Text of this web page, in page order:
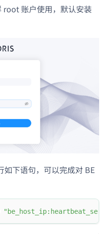
root 账户使用，默认安装
下语句，可以完成对 BE